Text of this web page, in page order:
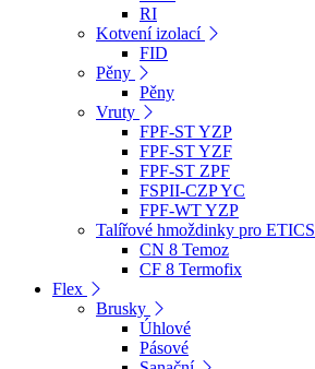
RI
Kotvení izolací
FID
Pěny
Pěny
Vruty
FPF-ST YZP
FPF-ST YZF
FPF-ST ZPF
FSPII-CZP YC
FPF-WT YZP
Talířové hmoždinky pro ETICS
CN 8 Temoz
CF 8 Termofix
Flex
Brusky
Úhlové
Pásové